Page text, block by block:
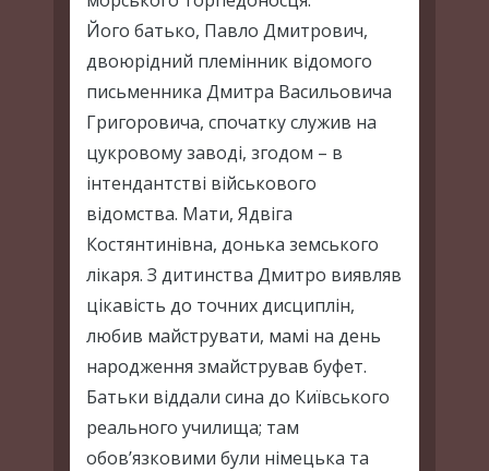
Його батько, Павло Дмитрович,
двоюрідний племінник відомого
письменника Дмитра Васильовича
Григоровича, спочатку служив на
цукровому заводі, згодом – в
інтендантстві військового
відомства. Мати, Ядвіга
Костянтинівна, донька земського
лікаря. З дитинства Дмитро виявляв
цікавість до точних дисциплін,
любив майструвати, мамі на день
народження змайстрував буфет.
Батьки віддали сина до Київського
реального училища; там
обов’язковими були німецька та